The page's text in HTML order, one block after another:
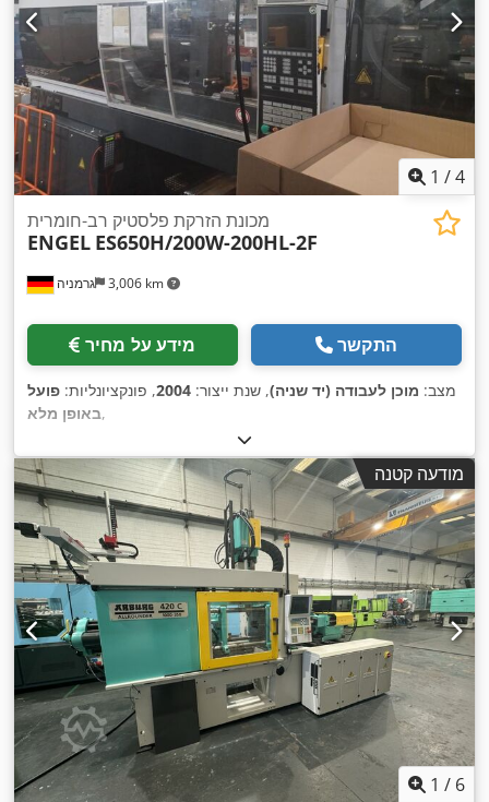
1 /4
גרמניה 3,006 km
מכונת הזרקת פלסטיק רב-חומרית
ENGEL ES650H/200W-200HL-2F
מידע על מחיר התקשר
מצב: מוכן לעבודה (יד שניה), שנת ייצור: 2004, פונקציונליות: פועל
באופן מלא,
מודעה קטנה
1 / 6